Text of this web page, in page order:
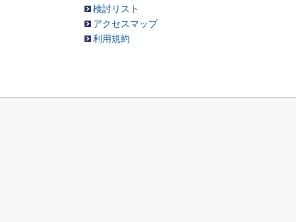
検討リスト
アクセスマップ
利用規約